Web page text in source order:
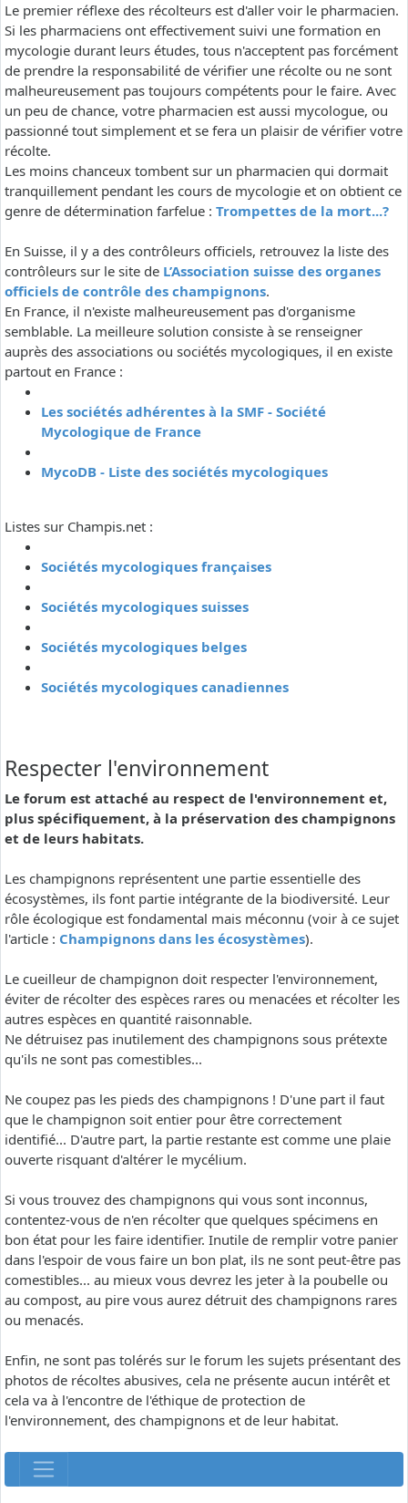
Le premier réflexe des récolteurs est d'aller voir le pharmacien.
Si les pharmaciens ont effectivement suivi une formation en
mycologie durant leurs études, tous n'acceptent pas forcément
de prendre la responsabilité de vérifier une récolte ou ne sont
malheureusement pas toujours compétents pour le faire. Avec
un peu de chance, votre pharmacien est aussi mycologue, ou
passionné tout simplement et se fera un plaisir de vérifier votre
récolte.
Les moins chanceux tombent sur un pharmacien qui dormait
tranquillement pendant les cours de mycologie et on obtient ce
genre de détermination farfelue : Trompettes de la mort...?
En Suisse, il y a des contrôleurs officiels, retrouvez la liste des
contrôleurs sur le site de L’Association suisse des organes
officiels de contrôle des champignons.
En France, il n'existe malheureusement pas d'organisme
semblable. La meilleure solution consiste à se renseigner
auprès des associations ou sociétés mycologiques, il en existe
partout en France :
Les sociétés adhérentes à la SMF - Société
Mycologique de France
MycoDB - Liste des sociétés mycologiques
Listes sur Champis.net :
Sociétés mycologiques françaises
Sociétés mycologiques suisses
Sociétés mycologiques belges
Sociétés mycologiques canadiennes
Respecter l'environnement
Le forum est attaché au respect de l'environnement et,
plus spécifiquement, à la préservation des champignons
et de leurs habitats.
Les champignons représentent une partie essentielle des
écosystèmes, ils font partie intégrante de la biodiversité. Leur
rôle écologique est fondamental mais méconnu (voir à ce sujet
l'article : Champignons dans les écosystèmes).
Le cueilleur de champignon doit respecter l'environnement,
éviter de récolter des espèces rares ou menacées et récolter les
autres espèces en quantité raisonnable.
Ne détruisez pas inutilement des champignons sous prétexte
qu'ils ne sont pas comestibles...
Ne coupez pas les pieds des champignons ! D'une part il faut
que le champignon soit entier pour être correctement
identifié... D'autre part, la partie restante est comme une plaie
ouverte risquant d'altérer le mycélium.
Si vous trouvez des champignons qui vous sont inconnus,
contentez-vous de n'en récolter que quelques spécimens en
bon état pour les faire identifier. Inutile de remplir votre panier
dans l'espoir de vous faire un bon plat, ils ne sont peut-être pas
comestibles... au mieux vous devrez les jeter à la poubelle ou
au compost, au pire vous aurez détruit des champignons rares
ou menacés.
Enfin, ne sont pas tolérés sur le forum les sujets présentant des
photos de récoltes abusives, cela ne présente aucun intérêt et
cela va à l'encontre de l'éthique de protection de
l'environnement, des champignons et de leur habitat.